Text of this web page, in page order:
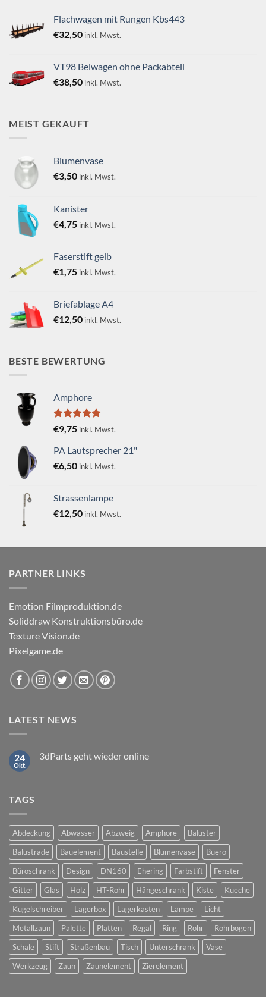
Flachwagen mit Rungen Kbs443
€32,50 inkl. Mwst.
VT98 Beiwagen ohne Packabteil
€38,50 inkl. Mwst.
MEIST GEKAUFT
Blumenvase
€3,50 inkl. Mwst.
Kanister
€4,75 inkl. Mwst.
Faserstift gelb
€1,75 inkl. Mwst.
Briefablage A4
€12,50 inkl. Mwst.
BESTE BEWERTUNG
Amphore
Bewertet
mit
von 5
€9,75 inkl. Mwst.
PA Lautsprecher 21"
€6,50 inkl. Mwst.
Strassenlampe
€12,50 inkl. Mwst.
PARTNER LINKS
Emotion Filmproduktion.de
Soliddraw Konstruktionsbüro.de
Texture Vision.de
Pixelgame.de
LATEST NEWS
24
Okt.
3dParts geht wieder online
TAGS
Abdeckung Abwasser Abzweig Amphore
Baluster
Balustrade
Bauelement Baustelle Blumenvase
Buero
Büroschrank
Design DN160 Ehering Farbstift
Fenster
Gitter
Glas Holz HT-Rohr Hängeschrank Kiste
Kueche
Kugelschreiber
Lagerbox Lagerkasten Lampe
Licht
Metallzaun
Palette Platten Regal Ring Rohr
Rohrbogen
Schale
Stift Straßenbau Tisch Unterschrank
Vase
Werkzeug
Zaun Zaunelement Zierelement